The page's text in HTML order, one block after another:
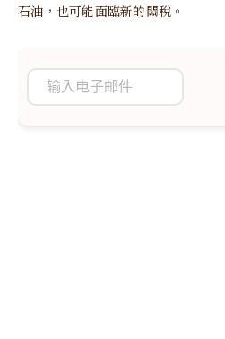
石油，也可能面臨新的關稅。